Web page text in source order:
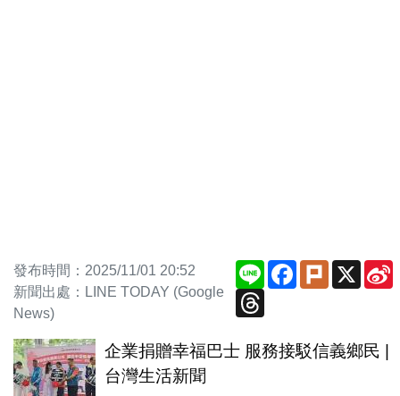
發布時間：2025/11/01 20:52
新聞出處：LINE TODAY (Google
News)
Line Facebook
PlurkX
Threads
企業捐贈幸福巴士 服務接駁信義鄉民 |
台灣生活新聞